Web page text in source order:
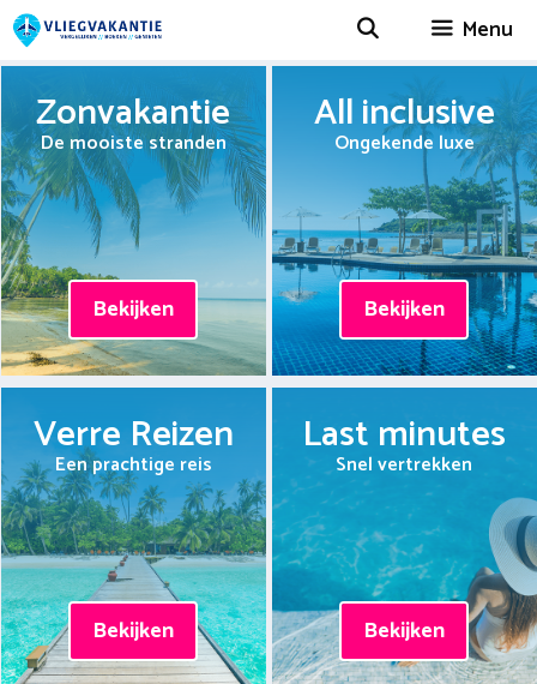
Spring
naar
Menu
Zonvakantie
De mooiste stranden
Bekijken
All inclusive
Ongekende luxe
Bekijken
Verre Reizen
Een prachtige reis
Bekijken
Last minutes
Snel vertrekken
Bekijken